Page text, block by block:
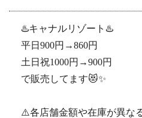
♨️キャナルリゾート♨️
平日900円→860円
土日祝1000円→900円
で販売してます😻✨️
⚠️各店舗金額や在庫が異な